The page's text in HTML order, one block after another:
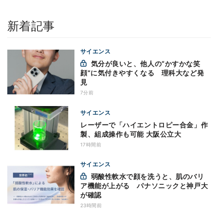
新着記事
サイエンス
顔”に気付きやすくなる 理科大など発
見
7分前
サイエンス
レーザーで「ハイエントロピー合金」作
製、組成操作も可能 大阪公立大
17時間前
サイエンス
ア機能が上がる パナソニックと神戸大
が確認
23時間前